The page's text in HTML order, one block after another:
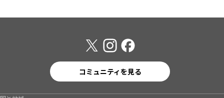
コミュニティを見る